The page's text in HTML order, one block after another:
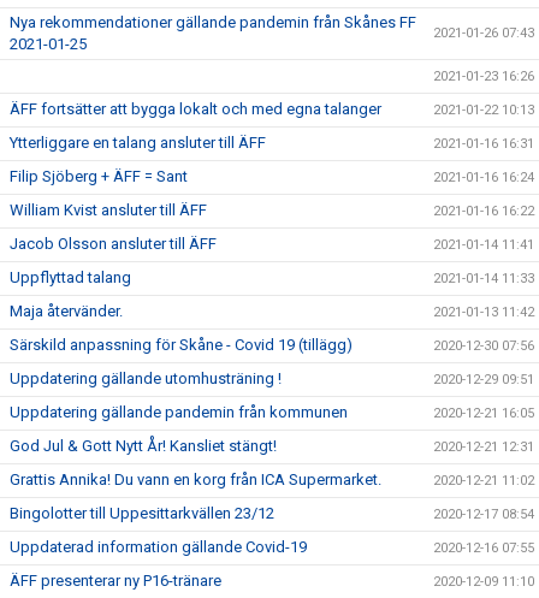
Nya rekommendationer gällande pandemin från Skånes FF
2021-01-25
2021-01-26 07:43
2021-01-23 16:26
ÄFF fortsätter att bygga lokalt och med egna talanger 2021-01-22 10:13
Ytterliggare en talang ansluter till ÄFF 2021-01-16 16:31
Filip Sjöberg + ÄFF = Sant 2021-01-16 16:24
William Kvist ansluter till ÄFF 2021-01-16 16:22
Jacob Olsson ansluter till ÄFF 2021-01-14 11:41
Uppflyttad talang 2021-01-14 11:33
Maja återvänder. 2021-01-13 11:42
Särskild anpassning för Skåne - Covid 19 (tillägg) 2020-12-30 07:56
Uppdatering gällande utomhusträning ! 2020-12-29 09:51
Uppdatering gällande pandemin från kommunen 2020-12-21 16:05
God Jul & Gott Nytt År! Kansliet stängt! 2020-12-21 12:31
Grattis Annika! Du vann en korg från ICA Supermarket. 2020-12-21 11:02
Bingolotter till Uppesittarkvällen 23/12 2020-12-17 08:54
Uppdaterad information gällande Covid-19 2020-12-16 07:55
ÄFF presenterar ny P16-tränare 2020-12-09 11:10